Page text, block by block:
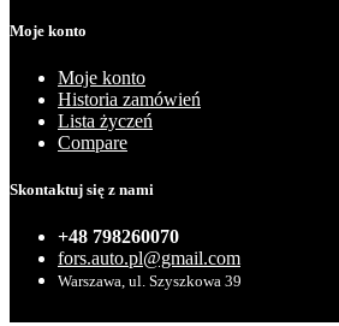
Moje konto
Moje konto
Historia zamówień
Lista życzeń
Compare
Skontaktuj się z nami
+48 798260070
fors.auto.pl@gmail.com
Warszawa, ul. Szyszkowa 39